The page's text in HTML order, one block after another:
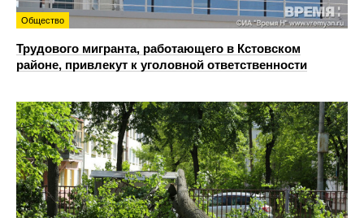
Общество
Трудового мигранта, работающего в Кстовском
районе, привлекут к уголовной ответственности